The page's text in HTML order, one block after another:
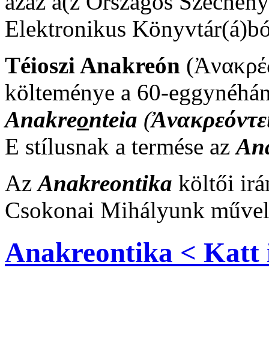
Elektronikus
Téioszi Anakreón
költeménye a 60-
Anakreonteia (
E stílusnak a termése az
AzAnakreontika költői
Csokonai Mihályunk
Anakreontika < Katt